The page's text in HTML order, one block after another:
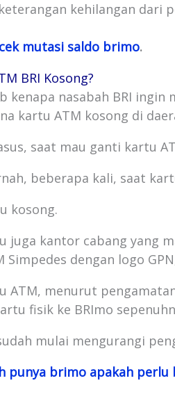
kehilangan dari
mutasi saldo brimo.
BRI Kosong?
kenapa nasabah BRI
kartu ATM kosong di
saat mau ganti kartu
beberapa kali, saat
kosong.
juga kantor cabang yang
Simpedes dengan logo
ATM, menurut
fisik ke BRImo
mulai mengurangi
punya brimo apakah perlu